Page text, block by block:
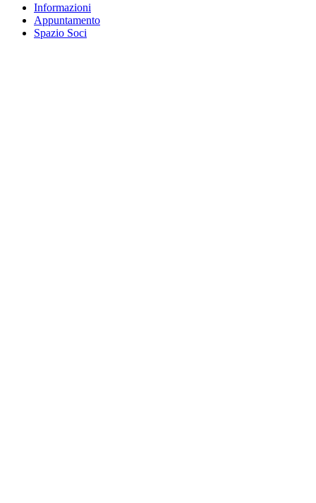
Informazioni
Appuntamento
Spazio Soci